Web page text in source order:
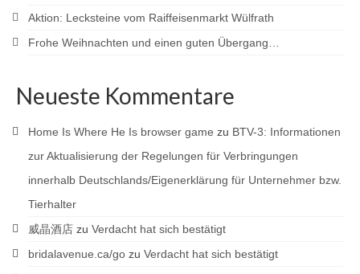
Aktion: Lecksteine vom Raiffeisenmarkt Wülfrath
Frohe Weihnachten und einen guten Übergang…
Neueste Kommentare
Home Is Where He Is browser game zu BTV-3: Informationen
zur Aktualisierung der Regelungen für Verbringungen
innerhalb Deutschlands/Eigenerklärung für Unternehmer bzw.
Tierhalter
威晶酒店 zu Verdacht hat sich bestätigt
bridalavenue.ca/go zu Verdacht hat sich bestätigt